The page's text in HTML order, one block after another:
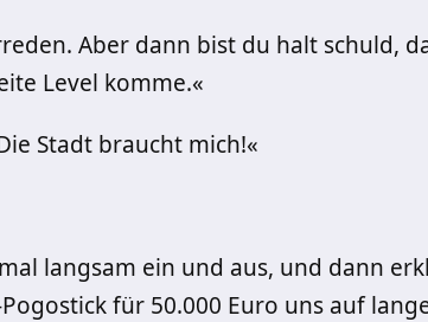
Aber dann bist du halt schuld,
Level komme.«
Stadt braucht mich!«
langsam ein und aus, und dann
für 50.000 Euro uns auf